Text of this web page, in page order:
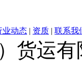
业动态 | 资质 | 联系我
货运